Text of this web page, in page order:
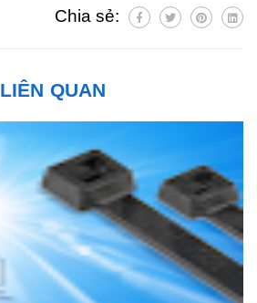
Chia sẻ:
LIÊN QUAN